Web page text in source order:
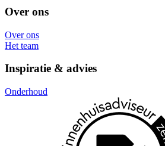
Over ons
Over ons
Het team
Inspiratie & advies
Onderhoud